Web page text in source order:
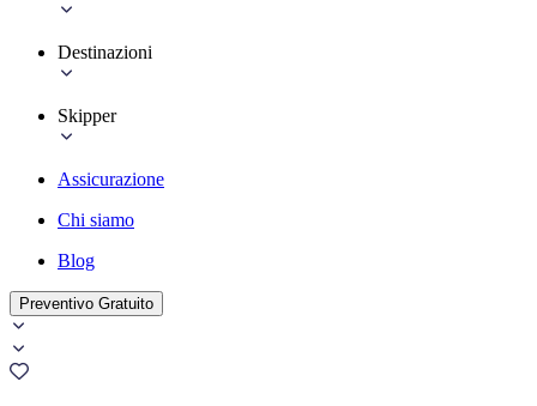
Destinazioni
Skipper
Assicurazione
Chi siamo
Blog
Preventivo Gratuito